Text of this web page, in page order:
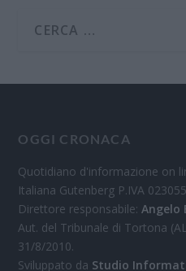
OGGI CRONACA
Quotidiano d'informazione on
Italiana Gutenberg P.IVA
Direttore responsabile:
Aut. del Tribunale di Tortona
31/8/2010.
Sviluppato da Studio